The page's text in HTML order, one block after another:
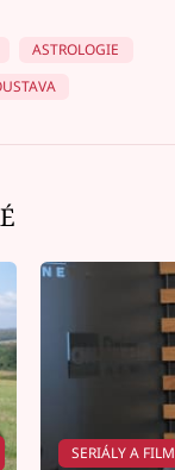
ASTROLOGIE
SERIÁLY A